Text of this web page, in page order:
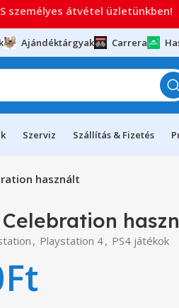
Ajándéktárgyak Carrera
Szerviz Szállítás & Fizetés
használt
, Playstation 4, PS4 játékok
Ft
személyes átvétel üzletünkben!